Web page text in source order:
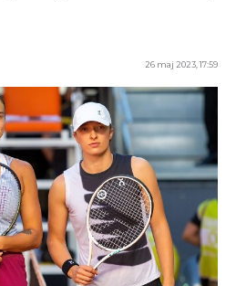
26 maj 2023, 17:59